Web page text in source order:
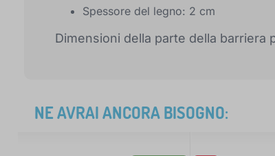
Spessore del legno: 2 cm
Dimensioni della parte della barriera
NE AVRAI ANCORA BISOGNO: